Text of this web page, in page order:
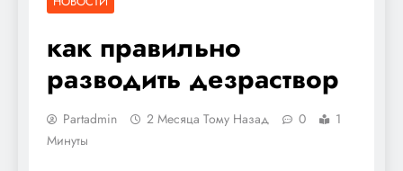
как правильно
разводить дезраствор
Partadmin 2 Месяца Тому Назад 0
1
Минуты